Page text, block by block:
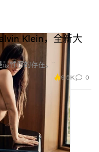
Klein，全新大
性感的存在。”
9.5K 0